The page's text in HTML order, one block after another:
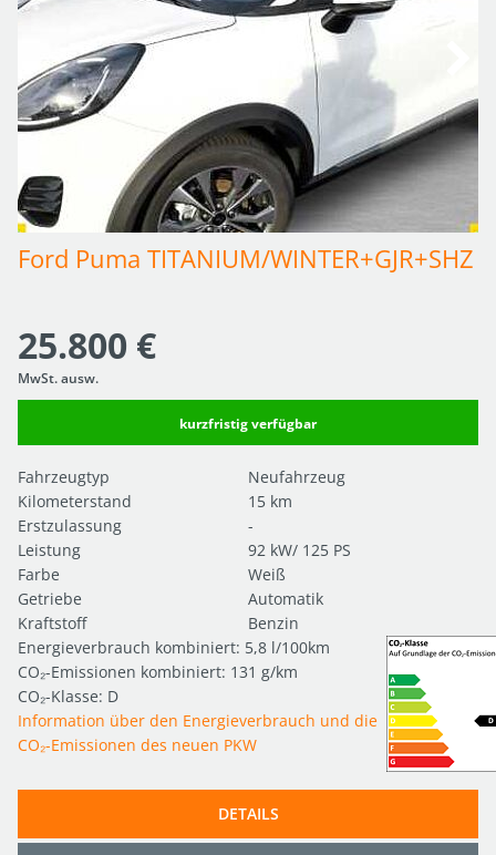
Ford Puma TITANIUM/WINTER+GJR+SHZ
25.800 €
MwSt. ausw.
kurzfristig verfügbar
Fahrzeugtyp
Neufahrzeug
Kilometerstand
15 km
Erstzulassung
-
Leistung
92 kW/ 125 PS
Farbe
Weiß
Getriebe
Automatik
Kraftstoff
Benzin
Energieverbrauch kombiniert: 5,8 l/100km
CO₂-Emissionen kombiniert: 131 g/km
CO₂-Klasse: D
Information über den Energieverbrauch und die
CO₂-Emissionen des neuen PKW
DETAILS